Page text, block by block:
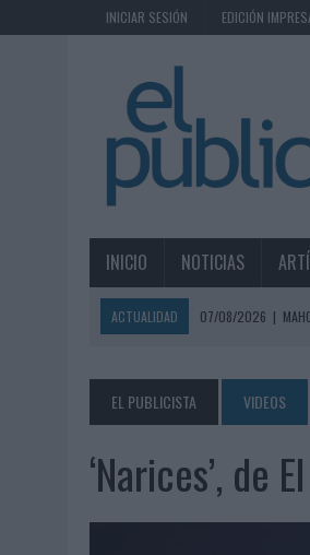
INICIAR SESIÓN EDICIÓN
INICIO NOTICIAS
ACTUALIDAD 07/08/2026 |
07/08/2026 | EL VERANO PONE A
07/08/2026
VUELING
07/08/2026
| CUANDO SE APAGUE
EL PUBLICISTA VIDEOS
‘Narices’, de